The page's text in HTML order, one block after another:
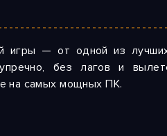
игры — от одной из
без лагов и
на самых мощных ПК.